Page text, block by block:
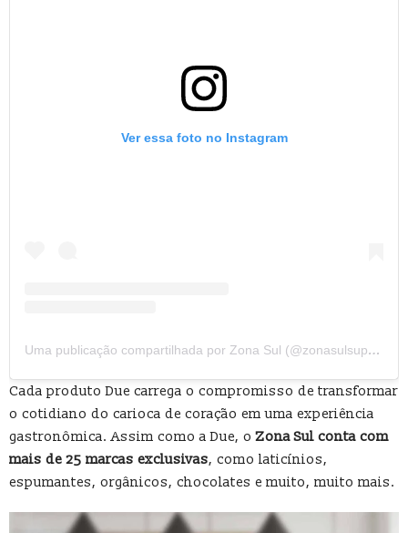
Ver essa foto no Instagram
Uma publicação compartilhada por Zona Sul (@zonasulsupermercado)
Cada produto Due carrega o compromisso de transformar
o cotidiano do carioca de coração em uma experiência
gastronômica. Assim como a Due, oZona Sul conta com
mais de 25 marcas exclusivas, como laticínios,
espumantes, orgânicos, chocolates e muito, muito mais.